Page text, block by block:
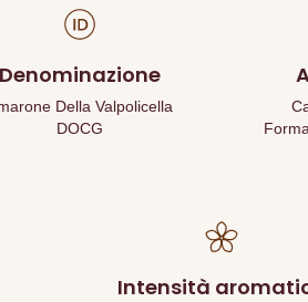
Denominazione
Della Valpolicella
DOCG
Intensità